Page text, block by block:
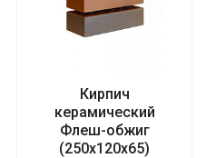
Кирпич
керамический
Флеш-обжиг
(250х120х65)